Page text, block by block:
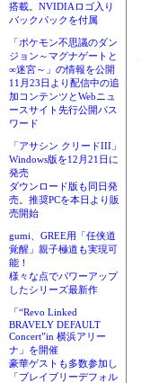
搭載。NVIDIAロゴ入り
バックパックを付属
「ポケモン不思議のダン
ジョン～マグナゲートと
∞迷宮～」の情報を公開
11月23日より配信中の追
加コンテンツとWebニュ
ースサイト先行公開パス
ワード
「アサシン クリードIII」
Windows版を12月21日に
発売
ダウンロード版も同日発
売。推奨PCを本日より販
売開始
gumi、GREE用「任侠道
覚醒」親子極道も実現可
能！
様々な点でパワーアップ
したシリーズ最新作
「“Revo Linked
BRAVELY DEFAULT
Concert”in 横浜アリー
ナ」を開催
豪華ゲストも多数参加し
「ブレイブリーデフォル